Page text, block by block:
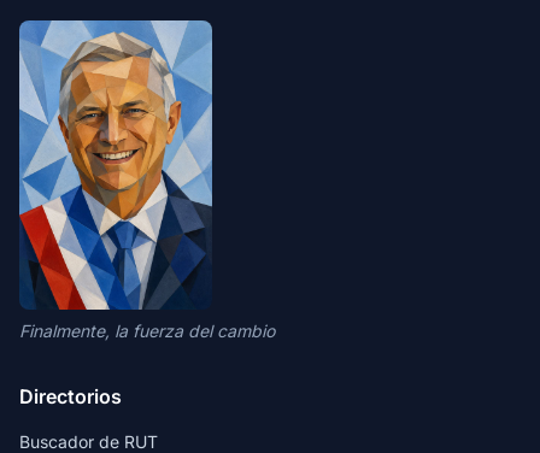
Finalmente, la fuerza del cambio
Directorios
Buscador de RUT